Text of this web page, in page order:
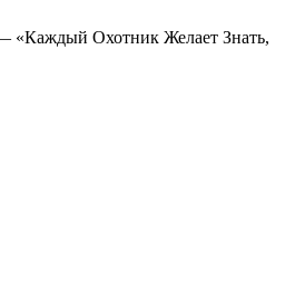
«Каждый Охотник Желает Знать,